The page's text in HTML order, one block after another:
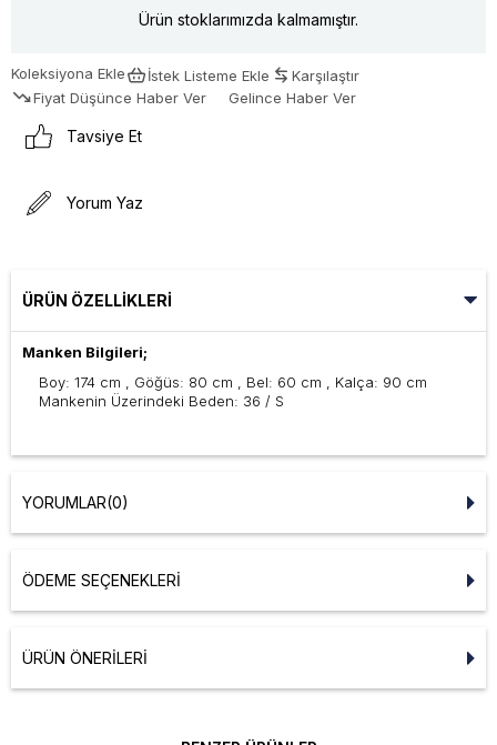
Ürün stoklarımızda kalmamıştır.
Koleksiyona Ekle İstek Listeme Ekle
Karşılaştır
Fiyat Düşünce Haber Ver
Gelince Haber Ver
Tavsiye Et
Yorum Yaz
ÜRÜN ÖZELLIKLERI
Manken Bilgileri;
Boy: 174 cm , Göğüs: 80 cm , Bel: 60 cm , Kalça: 90 cm
Mankenin Üzerindeki Beden: 36 / S
YORUMLAR(0)
ÖDEME SEÇENEKLERI
ÜRÜN ÖNERILERI